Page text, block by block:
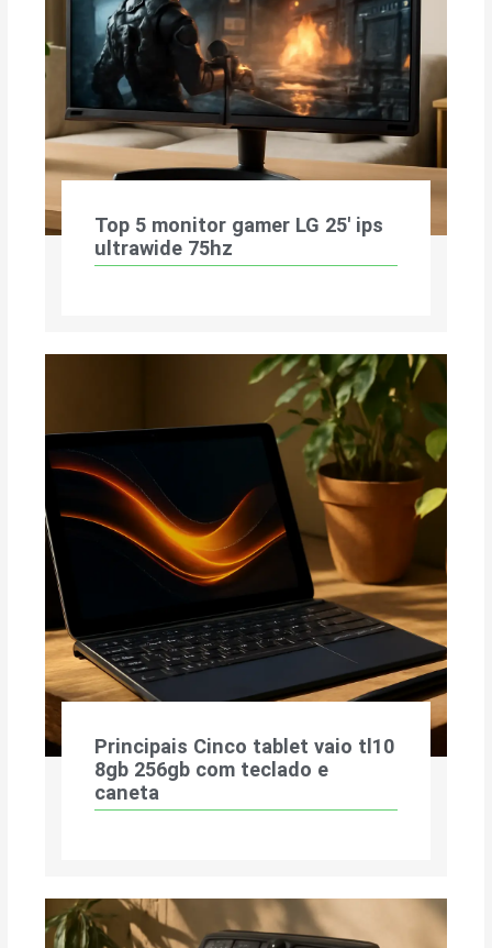
Top 5 monitor gamer LG 25′ ips
ultrawide 75hz
Principais Cinco tablet vaio tl10
8gb 256gb com teclado e
caneta